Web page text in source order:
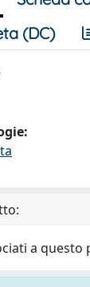
(DC)
a questo